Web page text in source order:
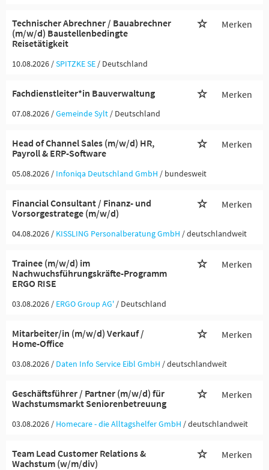
Technischer Abrechner / Bauabrechner
(m/w/d) Baustellenbedingte
Reisetätigkeit
Merken
10.08.2026 /SPITZKE SE / Deutschland
Fachdienstleiter*in Bauverwaltung Merken
07.08.2026 /Gemeinde Sylt / Deutschland
Head of Channel Sales (m/w/d) HR,
Payroll & ERP-Software
Merken
05.08.2026 / Infoniqa Deutschland GmbH / bundesweit
Financial Consultant / Finanz- und
Vorsorgestratege (m/w/d)
Merken
04.08.2026 / KISSLING Personalberatung GmbH / deutschlandweit
Trainee (m/w/d) im
Nachwuchsführungskräfte-Programm
ERGO RISE
Merken
03.08.2026 / ERGO Group AG' / Deutschland
Mitarbeiter/in (m/w/d) Verkauf /
Home-Office
Merken
03.08.2026 / Daten Info Service Eibl GmbH / deutschlandweit
Geschäftsführer / Partner (m/w/d) für
Wachstumsmarkt Seniorenbetreuung
Merken
03.08.2026 / Homecare - die Alltagshelfer GmbH / deutschlandweit
Team Lead Customer Relations &
Wachstum (w/m/div)
Merken